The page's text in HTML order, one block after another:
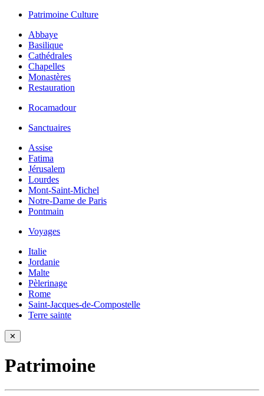
Patrimoine Culture
Abbaye
Basilique
Cathédrales
Chapelles
Monastères
Restauration
Rocamadour
Sanctuaires
Assise
Fatima
Jérusalem
Lourdes
Mont-Saint-Michel
Notre-Dame de Paris
Pontmain
Voyages
Italie
Jordanie
Malte
Pèlerinage
Rome
Saint-Jacques-de-Compostelle
Terre sainte
✕
Patrimoine